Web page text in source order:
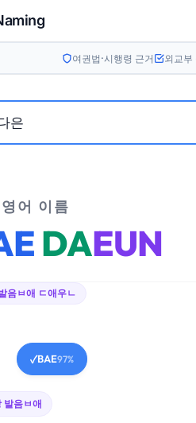
여권법·시행령 근거 외교부
어 이름
DAEUN
음ㅂ애 ㄷ애우ㄴ
✓BAE97%
발음ㅂ애